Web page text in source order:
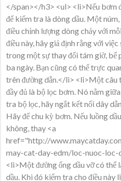
</span></h3> <ul> <li>Nếu bơm
để kiểm tra là dòng dầu. Một
điều chỉnh lượng dòng chảy với
điều này, hãy giả định rằng với
trong một sự thay đổi tám giờ, bể
ba ngày. Bạn cũng có thể trực
trên đường dẫn.</li> <li>Một câu
đầy đủ là bộ lọc bơm. Nó nằm
tra bộ lọc, hãy ngắt kết nối dây
Hãy để chu kỳ bơm. Nếu luồng
không, thay <a
href="http://
may-cat-day-edm/loc-nuoc-loc-
<li>Một đường ống dầu vỡ có thể
dầu. Khi đó kiểm tra cho điều này